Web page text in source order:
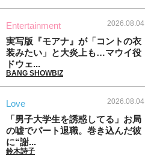
Entertainment 2026.08.04
実写版『モアナ』が「コントの衣
装みたい」と大炎上も…マウイ役
ドウェ...
BANG SHOWBIZ
Love 2026.08.04
「男子大学生を誘惑してる」お局
の嘘でパート退職。巻き込んだ彼
に“謝...
鈴木詩子